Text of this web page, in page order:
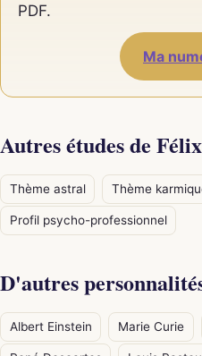
PDF.
Ma
Autres études de
Thème astral Thème
Profil psycho-professionnel
D'autres
Albert Einstein Marie Curie